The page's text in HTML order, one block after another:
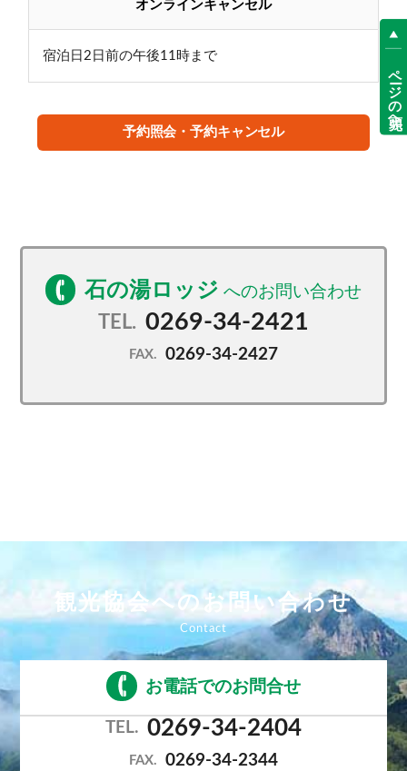
オンラインキャンセル
宿泊日2日前の午後11時まで
予約照会・予約キャンセル
石の湯ロッジ
TEL. 0269-34-2421
FAX. 0269-34-2427
観光協会へのお問い合わせ
お電話でのお問合せ
TEL. 0269-34-2404
FAX. 0269-34-2344
ページの先頭へ